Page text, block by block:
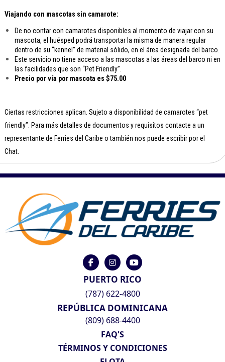
Viajando con mascotas sin camarote:
De no contar con camarotes disponibles al momento de viajar con su
mascota, el huésped podrá transportar la misma de manera regular
dentro de su “kennel” de material sólido, en el área designada del barco.
Este servicio no tiene acceso a las mascotas a las áreas del barco ni en
las facilidades que son “Pet Friendly”.
Precio por vía por mascota es $75.00
Ciertas restricciones aplican. Sujeto a disponibilidad de camarotes “pet
friendly”. Para más detalles de documentos y requisitos contacte a un
representante de Ferries del Caribe o también nos puede escribir por el
Chat.
PUERTO RICO
(787) 622-4800
REPÚBLICA DOMINICANA
(809) 688-4400
FAQ'S
TÉRMINOS Y CONDICIONES